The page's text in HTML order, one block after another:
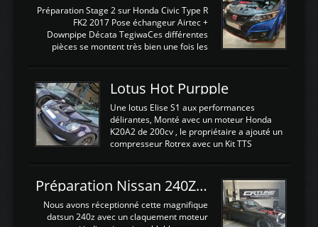
La sortie 0-5V de l'afr sera connectée sur
l'entrée AN Volt 8 et GndAN pour
Analogique, et Volt car l'information est une
tension (Pas une résistance variable d'un
est temps de brancher le ...
Préparation Stage 2 sur Honda Civic Type R
FK2 2017 Pose échangeur Airtec +
Downpipe Décata TegiwaCes différentes
pièces se montent très bien une fois les
légere découpe du plastique inferieur,
negénant en rien la structure ou le
fonctionnement du fond plat. Une
reprogrammation Stage 2 est faite sur le
calculateur d'origine. Une alternative
économique au passage sur Hondata
d'origine 310cv et 400Nn , Une fois
reprogrammé et les ...
Lotus Hot Purpple
Une lotus Elise S1 aux performances
délirantes, Monté avec un moteur Honda
K20A2 de 200cv , le propriétaire a ajouté un
compresseur Rotrex avec un Kit TTS
d'augmenter la puissance de son moteur:
un watercooler a été ajouté. 300Cv sans
échangeurLa lotus équipée d'un Hondata
Kpro et d'une large bande pour le réglage
Préparation Nissan 240Z SR20DET
Nous avons réceptionné cette magnifique
datsun 240z avec un claquement moteur